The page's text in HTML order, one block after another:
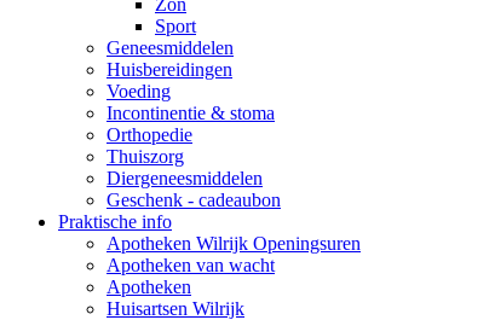
Zon
Sport
Geneesmiddelen
Huisbereidingen
Voeding
Incontinentie & stoma
Orthopedie
Thuiszorg
Diergeneesmiddelen
Geschenk - cadeaubon
Praktische info
Apotheken Wilrijk Openingsuren
Apotheken van wacht
Apotheken
Huisartsen Wilrijk